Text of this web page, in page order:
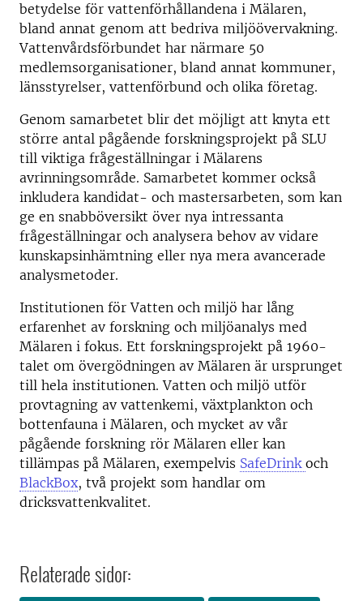
betydelse för vattenförhållandena i Mälaren,
bland annat genom att bedriva miljöövervakning.
Vattenvårdsförbundet har närmare 50
medlemsorganisationer, bland annat kommuner,
länsstyrelser, vattenförbund och olika företag.
Genom samarbetet blir det möjligt att knyta ett
större antal pågående forskningsprojekt på SLU
till viktiga frågeställningar i Mälarens
avrinningsområde. Samarbetet kommer också
inkludera kandidat- och mastersarbeten, som kan
ge en snabböversikt över nya intressanta
frågeställningar och analysera behov av vidare
kunskapsinhämtning eller nya mera avancerade
analysmetoder.
Institutionen för Vatten och miljö har lång
erfarenhet av forskning och miljöanalys med
Mälaren i fokus. Ett forskningsprojekt på 1960-
talet om övergödningen av Mälaren är ursprunget
till hela institutionen. Vatten och miljö utför
provtagning av vattenkemi, växtplankton och
bottenfauna i Mälaren, och mycket av vår
pågående forskning rör Mälaren eller kan
tillämpas på Mälaren, exempelvis SafeDrink och
BlackBox, två projekt som handlar om
dricksvattenkvalitet.
Relaterade sidor: